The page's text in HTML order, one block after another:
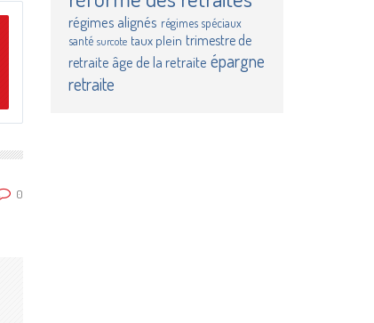
0
régimes alignés régimes spéciaux
santé surcote taux plein trimestre de
retraite âge de la retraite épargne
retraite